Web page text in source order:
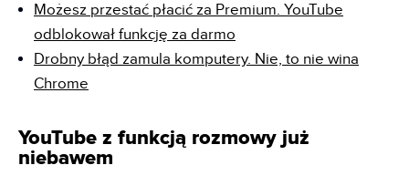
Możesz przestać płacić za Premium. YouTube
odblokował funkcję za darmo
Drobny błąd zamula komputery. Nie, to nie wina
Chrome
YouTube z funkcją rozmowy już
niebawem